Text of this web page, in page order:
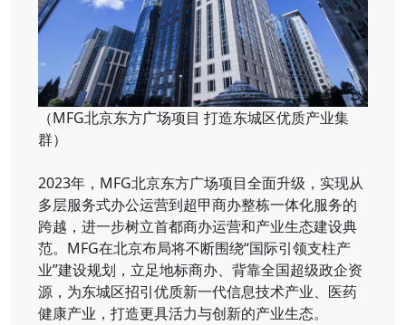
（MFG北京东方广场项目 打造东城区优质产业集
群）
2023年，MFG北京东方广场项目全面升级，实现从
多层服务式办公运营到超甲商办整栋一体化服务的
跨越，进一步树立首都商办运营和产业生态建设典
范。MFG在北京布局将不断围绕“国际引领支柱产
业”建设规划，立足地标商办、背靠全国超级政企资
源，为东城区招引优质新一代信息技术产业、医药
健康产业，打造更具活力与创新的产业生态。